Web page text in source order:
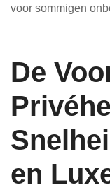
voor sommigen
De
en